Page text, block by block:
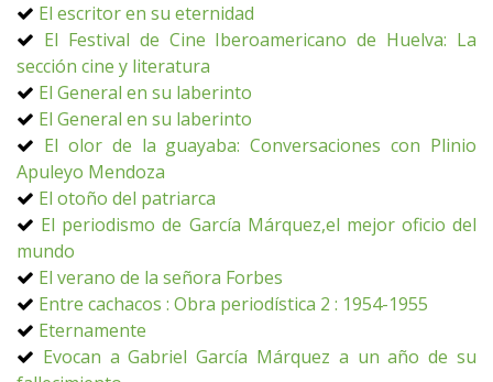
El escritor en su eternidad
El Festival de Cine Iberoamericano de Huelva: La
sección cine y literatura
El General en su laberinto
El General en su laberinto
El olor de la guayaba: Conversaciones con Plinio
Apuleyo Mendoza
El otoño del patriarca
El periodismo de García Márquez,el mejor oficio del
mundo
El verano de la señora Forbes
Entre cachacos : Obra periodística 2 : 1954-1955
Eternamente
Evocan a Gabriel García Márquez a un año de su